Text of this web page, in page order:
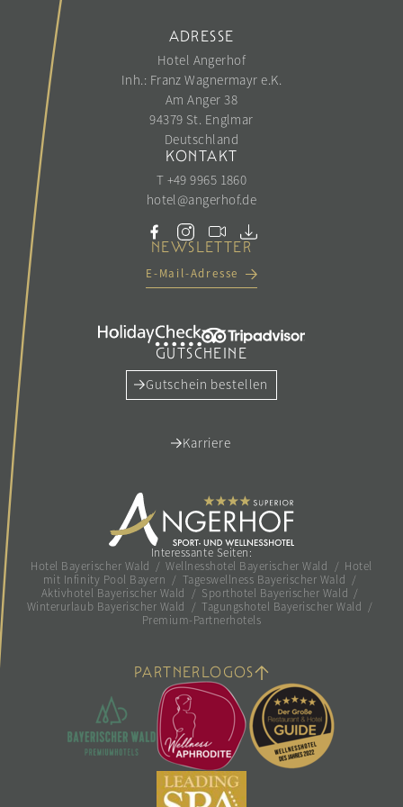
ADRESSE
Hotel Angerhof
Inh.: Franz Wagnermayr e.K.
Am Anger 38
94379 St. Englmar
Deutschland
KONTAKT
T +49 9965 1860
hotel@angerhof.de
NEWSLETTER
E-Mail-Adresse
GUTSCHEINE
Gutschein bestellen
Karriere
Interessante Seiten:
Hotel Bayerischer Wald
/ Wellnesshotel Bayerischer Wald / Hotel
mit Infinity Pool Bayern / Tageswellness Bayerischer Wald
/
Aktivhotel Bayerischer Wald
/ Sporthotel Bayerischer Wald /
Winterurlaub Bayerischer Wald
/ Tagungshotel Bayerischer Wald
/
Premium-Partnerhotels
PARTNERLOGOS